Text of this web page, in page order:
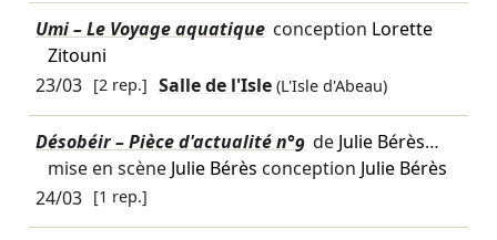
Umi – Le Voyage aquatique conception Lorette
Zitouni
23/03 [2 rep.] Salle de l'Isle (L'Isle d'Abeau)
Désobéir – Pièce d'actualité n°9 de Julie Bérès…
mise en scène Julie Bérès conception Julie Bérès
24/03 [1 rep.]